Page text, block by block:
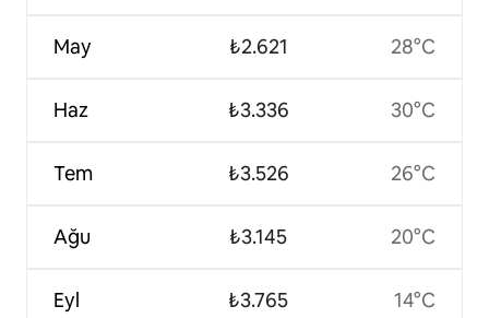
May
Haz
Tem
Ağu
Eyl
₺2.621
₺3.336
₺3.526
₺3.145
₺3.765
28°C
30°C
26°C
20°C
14°C